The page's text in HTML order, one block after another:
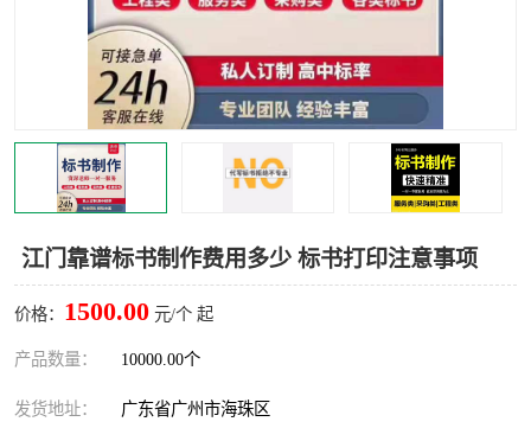
江门靠谱标书制作费用多少 标书打印注意事项
价格： 1500.00 元/个 起
产品数量： 10000.00个
发货地址： 广东省广州市海珠区